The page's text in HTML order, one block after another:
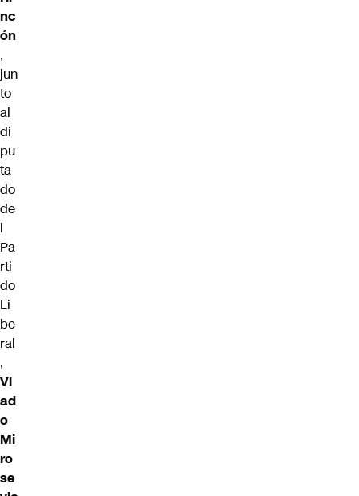
nc
ón
,
jun
to
al
di
pu
ta
do
de
l
Pa
rti
do
Li
be
ral
,
Vl
ad
o
Mi
ro
se